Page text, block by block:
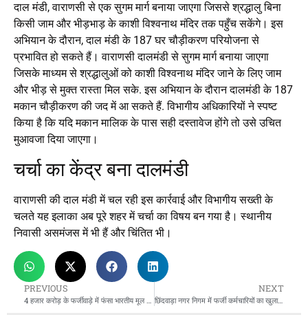
दाल मंडी, वाराणसी से एक सुगम मार्ग बनाया जाएगा जिससे श्रद्धालु बिना
किसी जाम और भीड़भाड़ के काशी विश्वनाथ मंदिर तक पहुँच सकेंगे। इस
अभियान के दौरान, दाल मंडी के 187 घर चौड़ीकरण परियोजना से
प्रभावित हो सकते हैं। वाराणसी दालमंडी से सुगम मार्ग बनाया जाएगा
जिसके माध्यम से श्रद्धालुओं को काशी विश्वनाथ मंदिर जाने के लिए जाम
और भीड़ से मुक्त रास्ता मिल सके. इस अभियान के दौरान दालमंडी के 187
मकान चौड़ीकरण की जद में आ सकते हैं. विभागीय अधिकारियों ने स्पष्ट
किया है कि यदि मकान मालिक के पास सही दस्तावेज होंगे तो उसे उचित
मुआवजा दिया जाएगा।
चर्चा का केंद्र बना दालमंडी
वाराणसी की दाल मंडी में चल रही इस कार्रवाई और विभागीय सख्ती के
चलते यह इलाका अब पूरे शहर में चर्चा का विषय बन गया है। स्थानीय
निवासी असमंजस में भी हैं और चिंतित भी।
PREVIOUS
4 हजार करोड़ के फर्जीवाड़े में फंसा भारतीय मूल का CEO
NEXT
छिंदवाड़ा नगर निगम में फर्जी कर्मचारियों का खुलासा: मृत और सेवानिवृत्त कर्मियों के नाम अब भी वेतन सूची में